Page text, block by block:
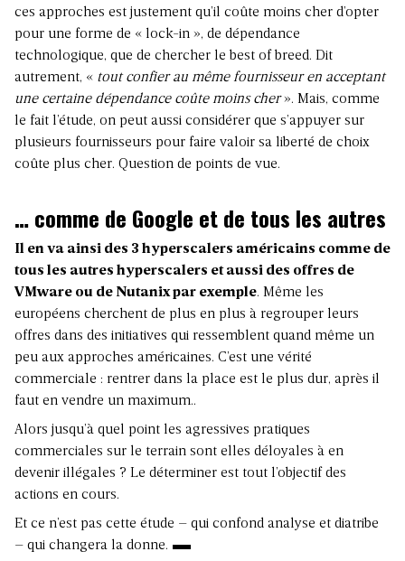
ces approches est justement qu’il coûte moins cher d’opter
pour une forme de « lock-in », de dépendance
technologique, que de chercher le best of breed. Dit
autrement, « tout confier au même fournisseur en acceptant
une certaine dépendance coûte moins cher». Mais, comme
le fait l’étude, on peut aussi considérer que s’appuyer sur
plusieurs fournisseurs pour faire valoir sa liberté de choix
coûte plus cher. Question de points de vue.
… comme de Google et de tous les autres
Il en va ainsi des 3 hyperscalers américains comme de
tous les autres hyperscalers et aussi des offres de
VMware ou de Nutanix par exemple. Même les
européens cherchent de plus en plus à regrouper leurs
offres dans des initiatives qui ressemblent quand même un
peu aux approches américaines. C’est une vérité
commerciale : rentrer dans la place est le plus dur, après il
faut en vendre un maximum..
Alors jusqu’à quel point les agressives pratiques
commerciales sur le terrain sont elles déloyales à en
devenir illégales ? Le déterminer est tout l’objectif des
actions en cours.
Et ce n’est pas cette étude – qui confond analyse et diatribe
– qui changera la donne.